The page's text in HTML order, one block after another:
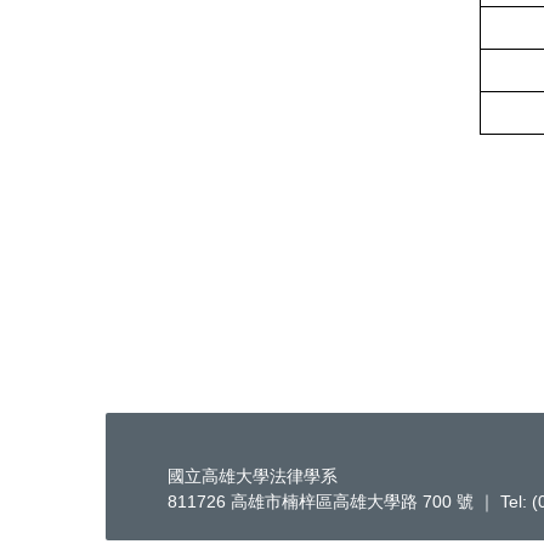
國立高雄大學法律學系
811726 高雄市楠梓區高雄大學路 700 號 ｜ Tel: